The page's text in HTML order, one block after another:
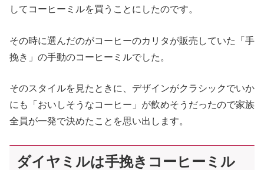
してコーヒーミルを買うことにしたのです。
その時に選んだのがコーヒーのカリタが販売していた「手
挽き」の手動のコーヒーミルでした。
そのスタイルを見たときに、デザインがクラシックでいか
にも「おいしそうなコーヒー」が飲めそうだったので家族
全員が一発で決めたことを思い出します。
ダイヤミルは手挽きコーヒーミル